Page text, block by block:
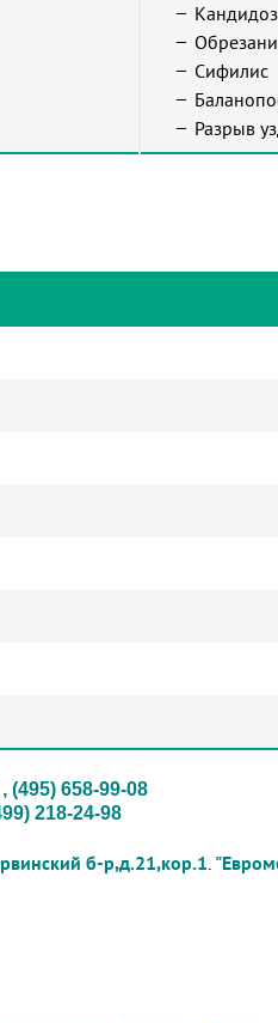
Кандидоз
Сифилис
Разрыв
658-99-08
218-24-98
б-р,д.21,кор.1.